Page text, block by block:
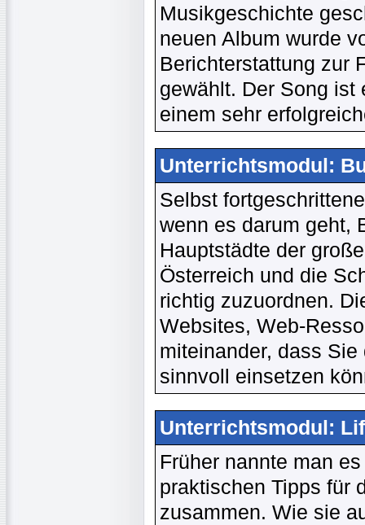
Musikgeschichte
neuen Album wurde
Berichterstattung zur
gewählt. Der Song ist
einem sehr
Unterrichtsmodul:
Selbst
wenn es darum geht,
Hauptstädte der
Österreich und die
richtig zuzuordnen.
Websites, Web-
miteinander, dass
sinnvoll einsetzen
Unterrichtsmodul:
Früher nannte man
praktischen Tipps für
zusammen. Wie sie